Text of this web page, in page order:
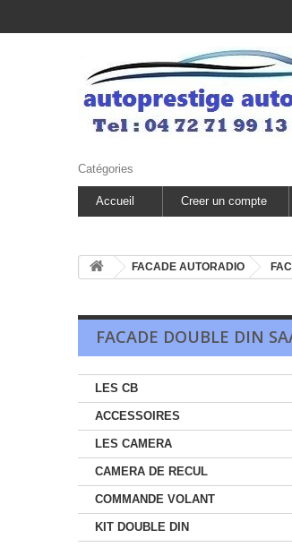
Catégories
Accueil Creer un compte
FACADE AUTORADIO
FACADE DOUBLE DIN
LES CB
ACCESSOIRES
LES CAMERA
CAMERA DE RECUL
COMMANDE VOLANT
KIT DOUBLE DIN